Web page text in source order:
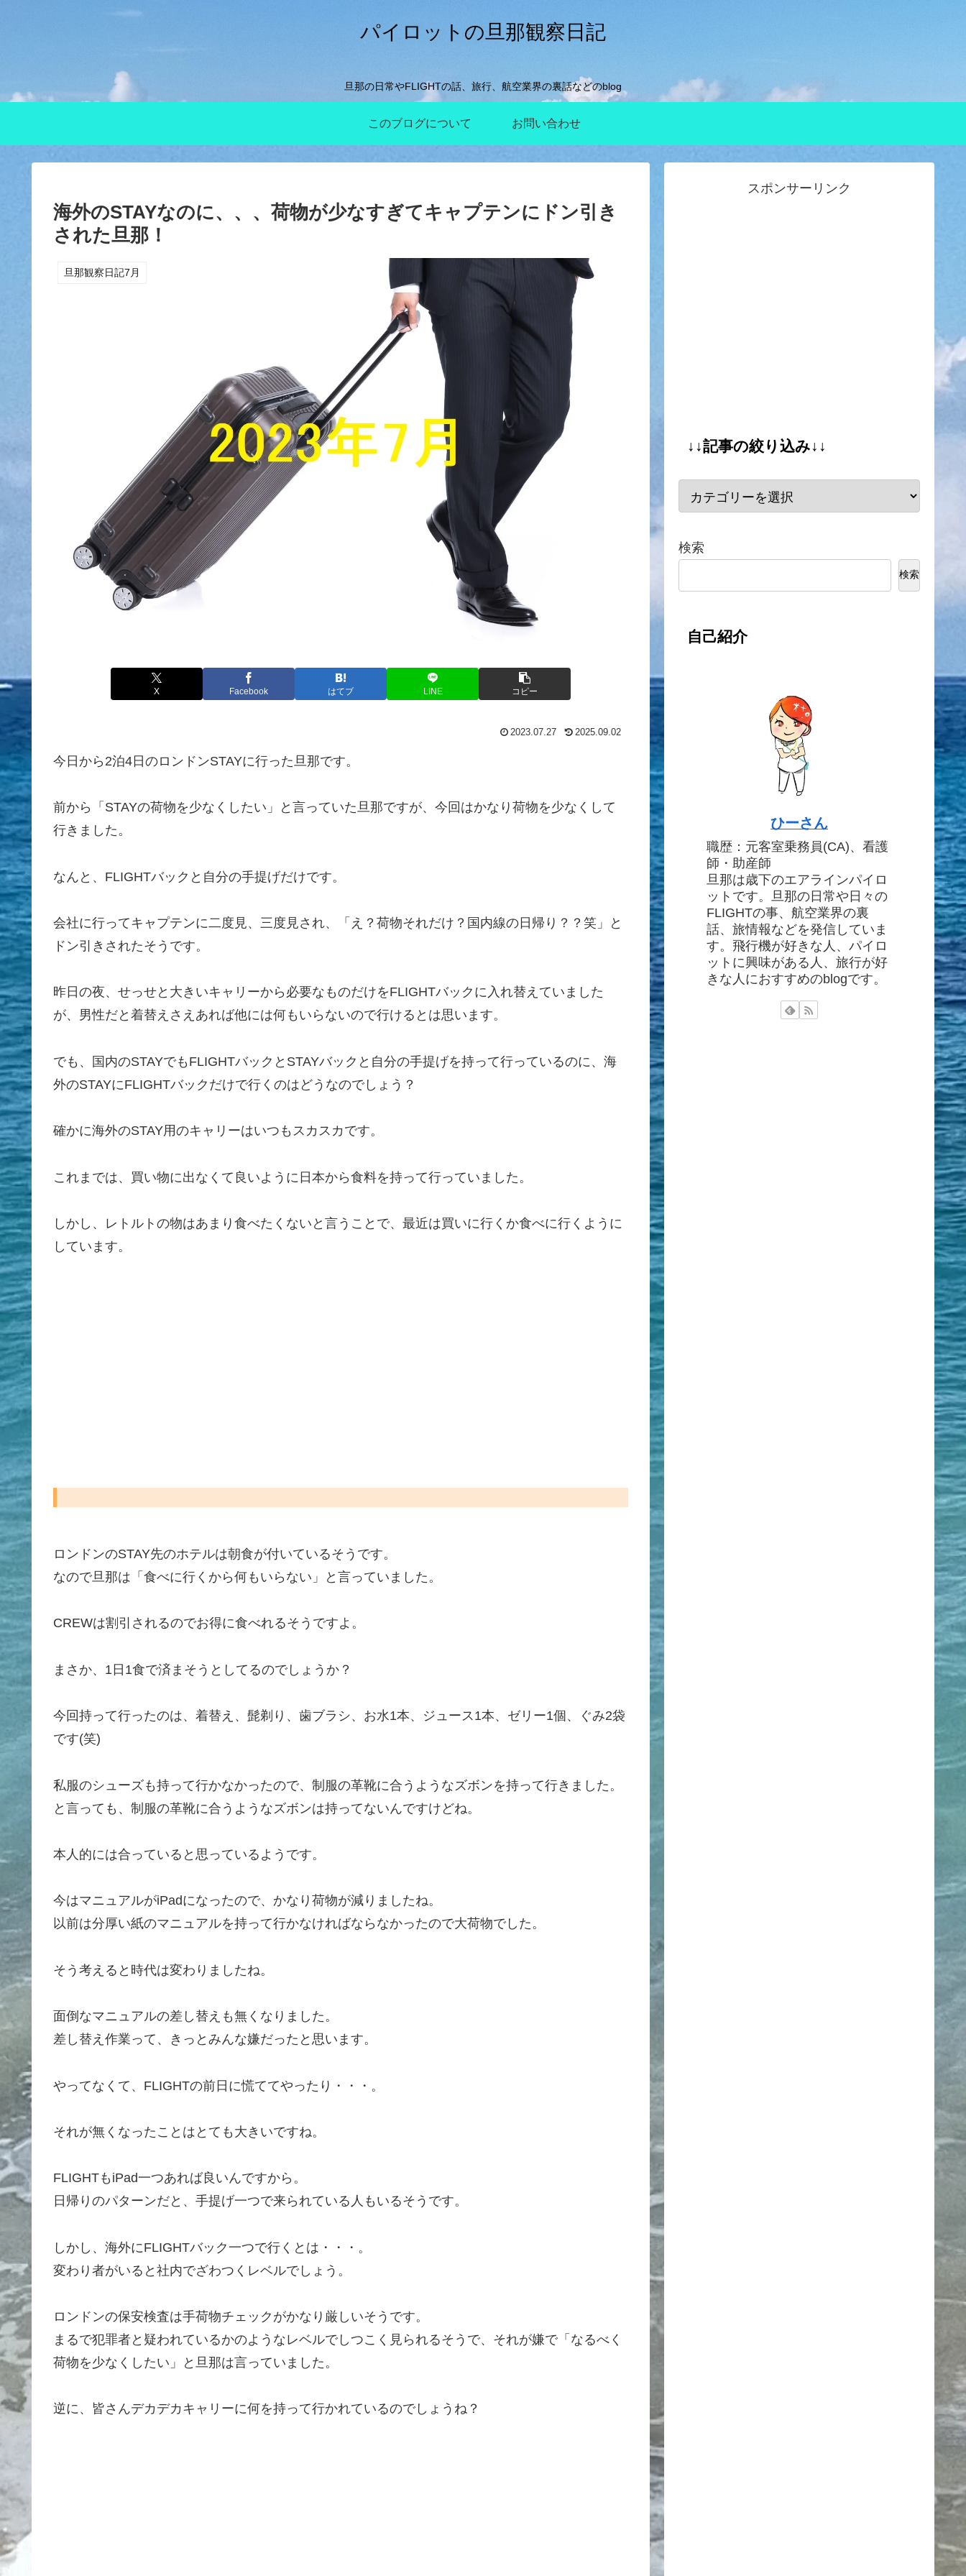
パイロットの旦那観察日記
旦那の日常やFLIGHTの話、旅行、航空業界の裏話などのblog
このブログについて お問い合わせ
海外のSTAYなのに、、、荷物が少なすぎてキャプテンにドン引き
された旦那！
旦那観察日記7月
X Facebook はてブ LINE コピー
2023.07.27 2025.09.02
今日から2泊4日のロンドンSTAYに行った旦那です。
前から「STAYの荷物を少なくしたい」と言っていた旦那ですが、今回はかなり荷物を少なくして
行きました。
なんと、FLIGHTバックと自分の手提げだけです。
会社に行ってキャプテンに二度見、三度見され、「え？荷物それだけ？国内線の日帰り？？笑」と
ドン引きされたそうです。
昨日の夜、せっせと大きいキャリーから必要なものだけをFLIGHTバックに入れ替えていました
が、男性だと着替えさえあれば他には何もいらないので行けるとは思います。
でも、国内のSTAYでもFLIGHTバックとSTAYバックと自分の手提げを持って行っているのに、海
外のSTAYにFLIGHTバックだけで行くのはどうなのでしょう？
確かに海外のSTAY用のキャリーはいつもスカスカです。
これまでは、買い物に出なくて良いように日本から食料を持って行っていました。
しかし、レトルトの物はあまり食べたくないと言うことで、最近は買いに行くか食べに行くように
しています。
ロンドンのSTAY先のホテルは朝食が付いているそうです。
なので旦那は「食べに行くから何もいらない」と言っていました。
CREWは割引されるのでお得に食べれるそうですよ。
まさか、1日1食で済まそうとしてるのでしょうか？
今回持って行ったのは、着替え、髭剃り、歯ブラシ、お水1本、ジュース1本、ゼリー1個、ぐみ2袋
です(笑)
私服のシューズも持って行かなかったので、制服の革靴に合うようなズボンを持って行きました。
と言っても、制服の革靴に合うようなズボンは持ってないんですけどね。
本人的には合っていると思っているようです。
今はマニュアルがiPadになったので、かなり荷物が減りましたね。
以前は分厚い紙のマニュアルを持って行かなければならなかったので大荷物でした。
そう考えると時代は変わりましたね。
面倒なマニュアルの差し替えも無くなりました。
差し替え作業って、きっとみんな嫌だったと思います。
やってなくて、FLIGHTの前日に慌ててやったり・・・。
それが無くなったことはとても大きいですね。
FLIGHTもiPad一つあれば良いんですから。
日帰りのパターンだと、手提げ一つで来られている人もいるそうです。
しかし、海外にFLIGHTバック一つで行くとは・・・。
変わり者がいると社内でざわつくレベルでしょう。
ロンドンの保安検査は手荷物チェックがかなり厳しいそうです。
まるで犯罪者と疑われているかのようなレベルでしつこく見られるそうで、それが嫌で「なるべく
荷物を少なくしたい」と旦那は言っていました。
逆に、皆さんデカデカキャリーに何を持って行かれているのでしょうね？
スポンサーリンク
↓↓記事の絞り込み↓↓
検索
検索
自己紹介
ひーさん
職歴：元客室乗務員(CA)、看護
師・助産師
旦那は歳下のエアラインパイロ
ットです。旦那の日常や日々の
FLIGHTの事、航空業界の裏
話、旅情報などを発信していま
す。飛行機が好きな人、パイロ
ットに興味がある人、旅行が好
きな人におすすめのblogです。